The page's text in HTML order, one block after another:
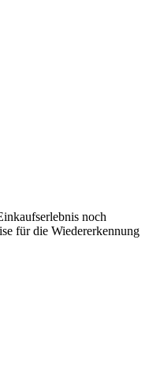
noch
für die Wiedererkennung